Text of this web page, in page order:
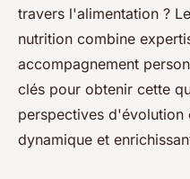
travers l'alimentation ?
nutrition combine
accompagnement
clés pour obtenir cette
perspectives d'évolution
dynamique et